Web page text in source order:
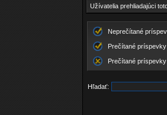
Užívatelia prehliadajúci
Neprečítané
Prečítané
Prečítané
Hľadať: